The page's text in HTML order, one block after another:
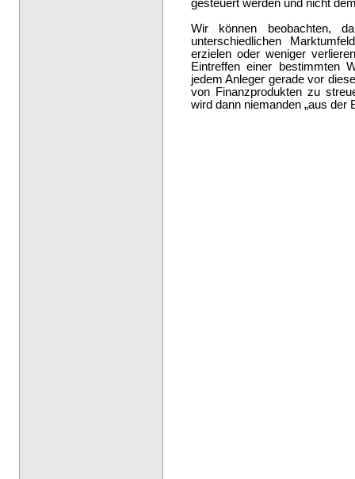
gesteuert werden und nicht
Wir können beobachten,
unterschiedlichen
erzielen oder weniger
Eintreffen einer bestimmten
jedem Anleger gerade vor
von Finanzprodukten zu
wird dann niemanden „aus der